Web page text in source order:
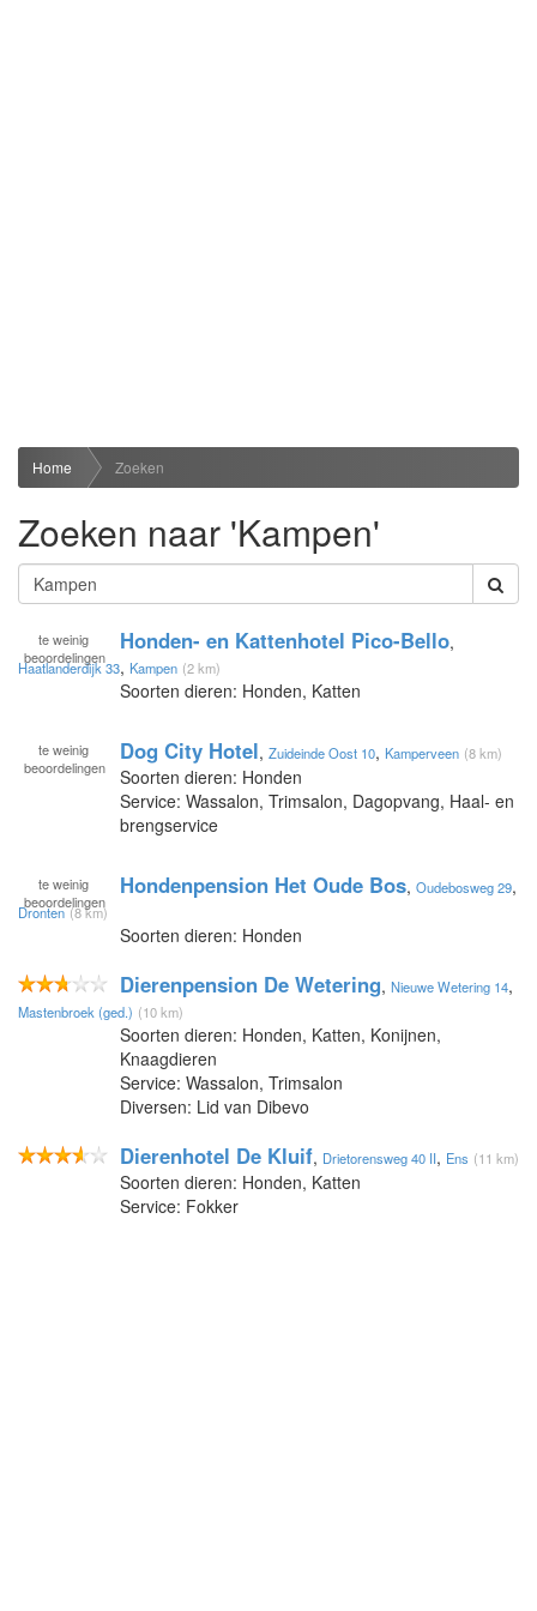
Home Zoeken
Zoeken naar 'Kampen'
te weinig
beoordelingen
Honden- en Kattenhotel Pico-Bello,
Haatlanderdijk 33, Kampen (2 km)
Soorten dieren: Honden, Katten
te weinig
beoordelingen
Dog City Hotel, Zuideinde Oost 10, Kamperveen (8 km)
Soorten dieren: Honden
Service: Wassalon, Trimsalon, Dagopvang, Haal- en
brengservice
te weinig
beoordelingen
Hondenpension Het Oude Bos, Oudebosweg 29,
Dronten (8 km)
Soorten dieren: Honden
Dierenpension De Wetering, Nieuwe Wetering 14,
Mastenbroek (ged.) (10 km)
Soorten dieren: Honden, Katten, Konijnen,
Knaagdieren
Service: Wassalon, Trimsalon
Diversen: Lid van Dibevo
Dierenhotel De Kluif, Drietorensweg 40 II, Ens (11 km)
Soorten dieren: Honden, Katten
Service: Fokker